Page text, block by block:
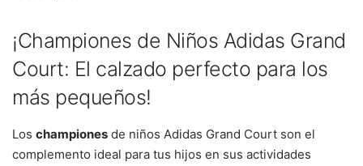
¡Championes de Niños Adidas Grand
Court: El calzado perfecto para los
más pequeños!
Los championes de niños Adidas Grand Court son el
complemento ideal para tus hijos en sus actividades